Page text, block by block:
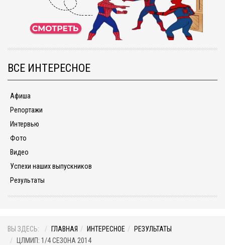
ВСЕ ИНТЕРЕСНОЕ
Афиша
Репортажи
Интервью
Фото
Видео
Успехи наших выпускников
Результаты
ВЫ ЗДЕСЬ: ГЛАВНАЯ ИНТЕРЕСНОЕ
РЕЗУЛЬТАТЫ
ЦЛМИП: 1/4 СЕЗОНА 2014